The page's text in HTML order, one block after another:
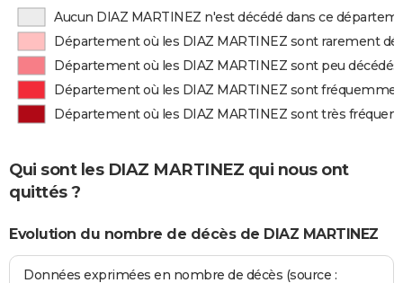
Aucun DIAZ MARTINEZ n'est décédé dans ce
Département où les DIAZ MARTINEZ sont rarement
Département où les DIAZ MARTINEZ sont peu décédés
Département où les DIAZ MARTINEZ sont
Département où les DIAZ MARTINEZ sont très
Qui sont les DIAZ MARTINEZ qui nous ont
quittés ?
Evolution du nombre de décès de DIAZ MARTINEZ
Données exprimées en nombre de décès (source :